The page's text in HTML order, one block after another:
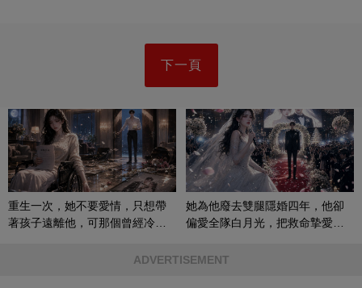
下一頁
重生一次，她不要愛情，只想帶
著孩子遠離他，可那個曾經冷漠
她為他廢去雙腿隱婚四年，他卻
偏愛全隊白月光，把救命摯愛當
ADVERTISEMENT